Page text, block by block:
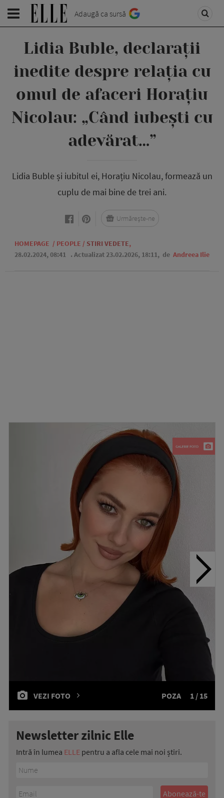
Adaugă ca sursă
Lidia Buble, declarații
inedite despre relația cu
omul de afaceri Horațiu
Nicolau: „Când iubești cu
adevărat…”
Lidia Buble și iubitul ei, Horațiu Nicolau, formează un
cuplu de mai bine de trei ani.
HOMEPAGE / PEOPLE / STIRI VEDETE,
28.02.2024, 08:41 . Actualizat 23.02.2026, 18:11, de Andreea Ilie
Urmărește-ne
VEZI FOTO POZA 1 / 15
Newsletter zilnic Elle
Intră în lumea ELLE pentru a afla cele mai noi știri.